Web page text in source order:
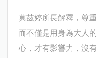
莫茲婷所長解釋，尊
而不僅是用身為大人
心，才有影響力，沒